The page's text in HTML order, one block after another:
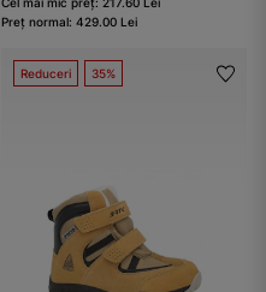
Preț normal: 429.00 Lei
Reduceri 35%